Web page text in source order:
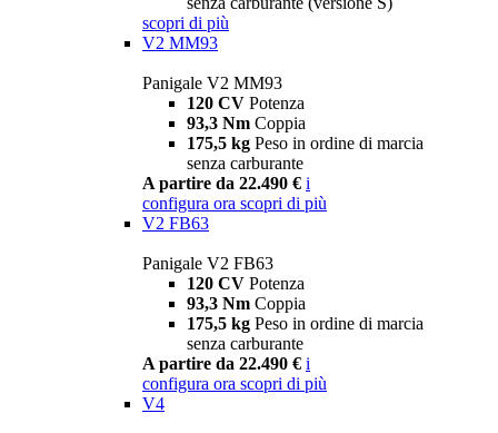
scopri di più
V2 MM93
Panigale V2 MM93
120 CV Potenza
93,3 Nm Coppia
175,5 kg Peso in ordine di marcia
senza carburante
A partire da 22.490 € i
configura ora scopri di più
V2 FB63
Panigale V2 FB63
120 CV Potenza
93,3 Nm Coppia
175,5 kg Peso in ordine di marcia
senza carburante
A partire da 22.490 € i
configura ora scopri di più
V4